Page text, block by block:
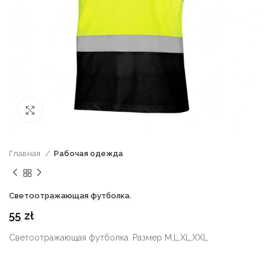
нажмите, чтобы увеличить
Главная Рабочая одежда
Светоотражающая футболка.
55 zł
Светоотражающая футболка. Размер M,L,XL,XXL